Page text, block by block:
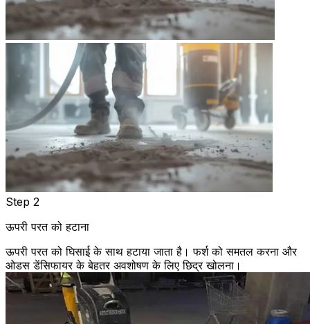
Step 2
ऊपरी परत को हटाना
ऊपरी परत को घिसाई के साथ हटाया जाता है। फर्श को समतल करना और
ओडस डेंसिफायर के बेहतर अवशोषण के लिए छिद्र खोलना।